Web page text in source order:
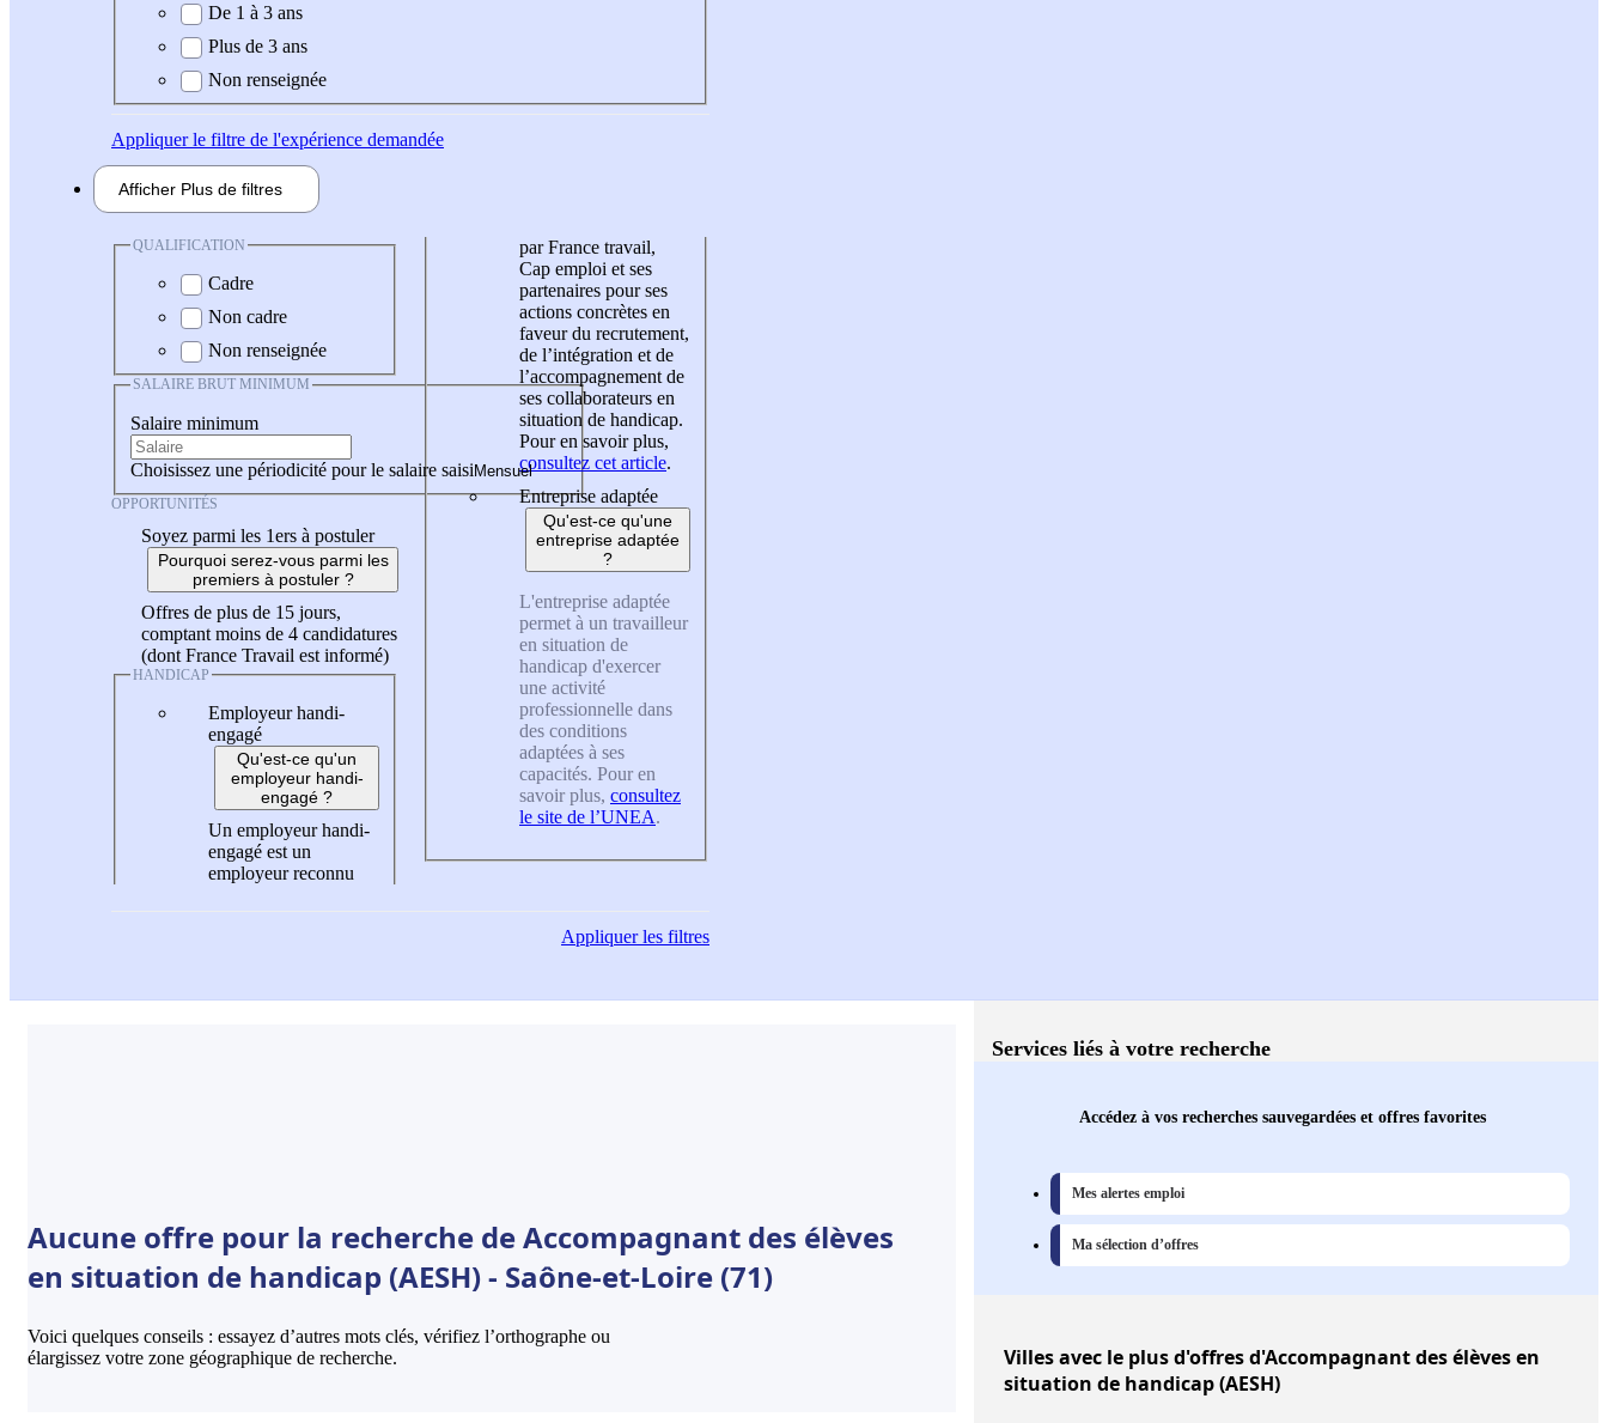
De 1 à 3 ans
Plus de 3 ans
Non renseignée
Appliquerle filtre de l'expérience demandée
Afficher Plus de filtres
QUALIFICATION
Cadre
Non cadre
Non renseignée
SALAIRE BRUT MINIMUM
Salaire minimum
Choisissez une périodicité pour le salaire saisi
OPPORTUNITÉS
Soyez parmi les 1ers à postuler
Pourquoi serez-vous parmi les
premiers à postuler ?
Offres de plus de 15 jours,
comptant moins de 4 candidatures
(dont France Travail est informé)
HANDICAP
Employeur handi-
engagé
Qu'est-ce qu'un
employeur handi-
engagé ?
Un employeur handi-
engagé est un
employeur reconnu
par France travail,
Cap emploi et ses
partenaires pour ses
actions concrètes en
faveur du recrutement,
de l’intégration et de
l’accompagnement de
ses collaborateurs en
situation de handicap.
Pour en savoir plus,
consultez cet article.
Entreprise adaptée
Qu'est-ce qu'une
entreprise adaptée
?
L'entreprise adaptée
permet à un travailleur
en situation de
handicap d'exercer
une activité
professionnelle dans
des conditions
adaptées à ses
capacités. Pour en
savoir plus, consultez
le site de l’UNEA.
Appliquerles filtres
Aucune offre pour la recherche de Accompagnant des élèves
en situation de handicap (AESH) - Saône-et-Loire (71)
Voici quelques conseils : essayez d’autres mots clés, vérifiez l’orthographe ou
élargissez votre zone géographique de recherche.
Services liés à votre recherche
Accédez à vos recherches sauvegardées et offres favorites
Mes alertes emploi
Ma sélection d’offres
Villesavec le plus d'offres d'Accompagnant des élèves en
situation de handicap (AESH)